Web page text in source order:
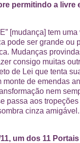
permitindo a livre
[mudança] tem
pode ser grande ou
Mudanças
consigo muitas
de Lei que tenta
monte de emendas
nem
passa aos
cinza amigável.
um dos 11